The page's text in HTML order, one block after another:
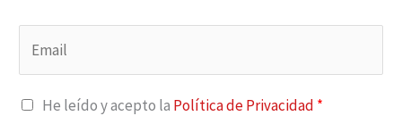
He leído y acepto la Política de Privacidad *